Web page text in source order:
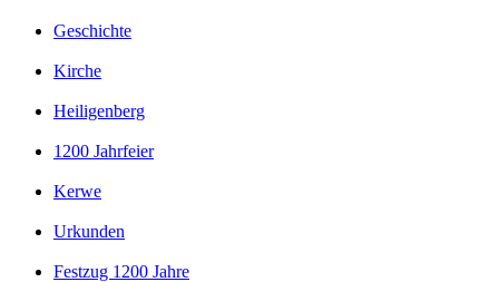
Geschichte
Kirche
Heiligenberg
1200 Jahrfeier
Kerwe
Urkunden
Festzug 1200 Jahre